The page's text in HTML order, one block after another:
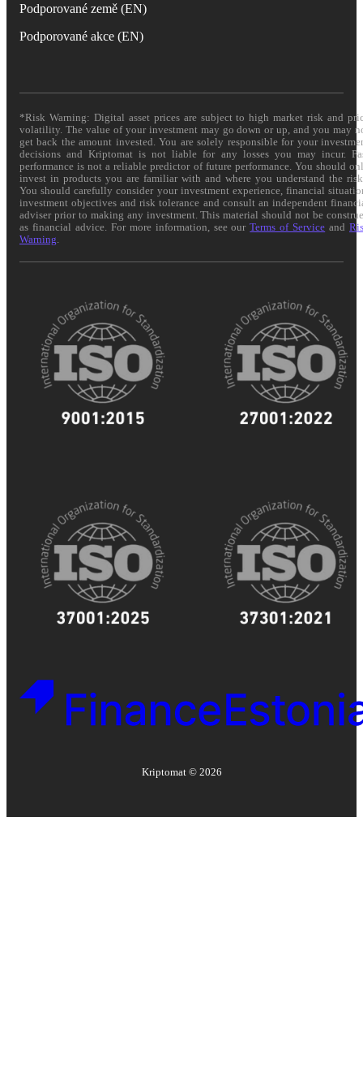
Podporované země (EN)
Podporované akce (EN)
*Risk Warning: Digital asset prices are subject to high market risk and
volatility. The value of your investment may go down or up, and you may
get back the amount invested. You are solely responsible for your
decisions and Kriptomat is not liable for any losses you may incur.
performance is not a reliable predictor of future performance. You should
invest in products you are familiar with and where you understand the
You should carefully consider your investment experience, financial
investment objectives and risk tolerance and consult an independent
adviser prior to making any investment. This material should not be
as financial advice. For more information, see ourTerms of Service and
Warning
Kriptomat © 2026